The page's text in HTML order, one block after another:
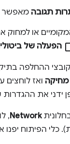
תגובה מאפשר
או למחוק
הפעלה של
ההחלפה
מחיקה ואז לוחצים
ידני את ההגדרות
Network
,
כלי הפיתוח יפנו